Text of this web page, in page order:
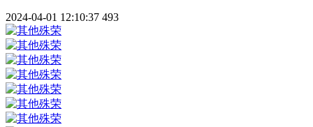
2024-04-01 12:10:37 493